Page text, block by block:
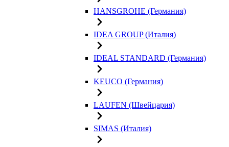
HANSGROHE (Германия)
IDEA GROUP (Италия)
IDEAL STANDARD (Германия)
KEUCO (Германия)
LAUFEN (Швейцария)
SIMAS (Италия)